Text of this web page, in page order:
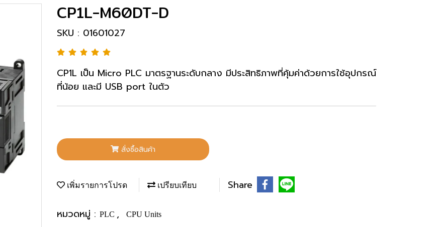
CP1L-M60DT-D
SKU : 01601027
CP1L เป็น Micro PLC มาตรฐานระดับกลาง มีประสิทธิภาพที่คุ้มค่าด้วยการใช้อุปกรณ์
ที่น้อย และมี USB port ในตัว
สั่งซื้อสินค้า
เพิ่มรายการโปรด เปรียบเทียบ Share
หมวดหมู่ : PLC , CPU Units